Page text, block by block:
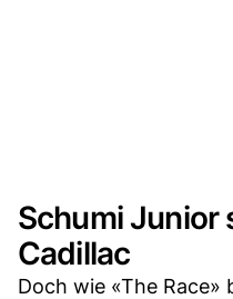
Schumi Junior
Cadillac
Doch wie «The